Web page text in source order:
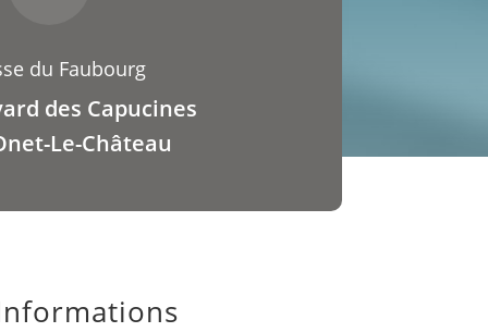
du Faubourg
des Capucines
Le-Château